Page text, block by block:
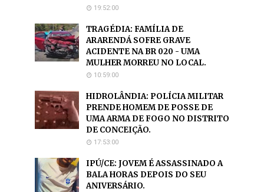
19:52:00
TRAGÉDIA: FAMÍLIA DE
ARARENDÁ SOFRE GRAVE
ACIDENTE NA BR 020 - UMA
MULHER MORREU NO LOCAL.
10:59:00
HIDROLÂNDIA: POLÍCIA MILITAR
PRENDE HOMEM DE POSSE DE
UMA ARMA DE FOGO NO DISTRITO
DE CONCEIÇÃO.
17:53:00
IPÚ/CE: JOVEM É ASSASSINADO A
BALA HORAS DEPOIS DO SEU
ANIVERSÁRIO.